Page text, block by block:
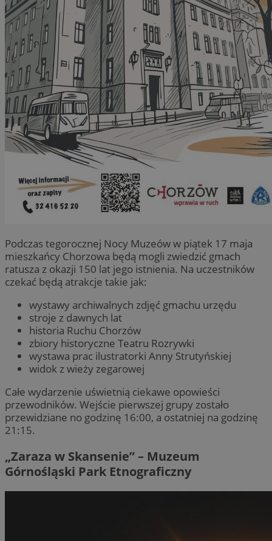
Podczas tegorocznej Nocy Muzeów w piątek 17 maja
mieszkańcy Chorzowa będą mogli zwiedzić gmach
ratusza z okazji 150 lat jego istnienia. Na uczestników
czekać będą atrakcje takie jak:
wystawy archiwalnych zdjęć gmachu urzędu
stroje z dawnych lat
historia Ruchu Chorzów
zbiory historyczne Teatru Rozrywki
wystawa prac ilustratorki Anny Strutyńskiej
widok z wieży zegarowej
Całe wydarzenie uświetnią ciekawe opowieści
przewodników. Wejście pierwszej grupy zostało
przewidziane no godzinę 16:00, a ostatniej na godzinę
21:15.
„Zaraza w Skansenie” – Muzeum
Górnośląski Park Etnograficzny